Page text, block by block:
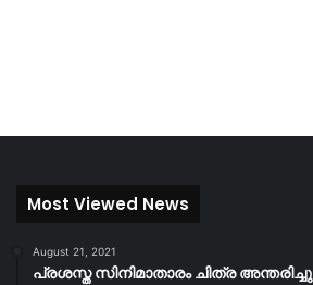
Most Viewed News
August 21, 2021
പ്രശസ്ത സിനിമാതാരം ചിത്ര അന്തരിച്ചു